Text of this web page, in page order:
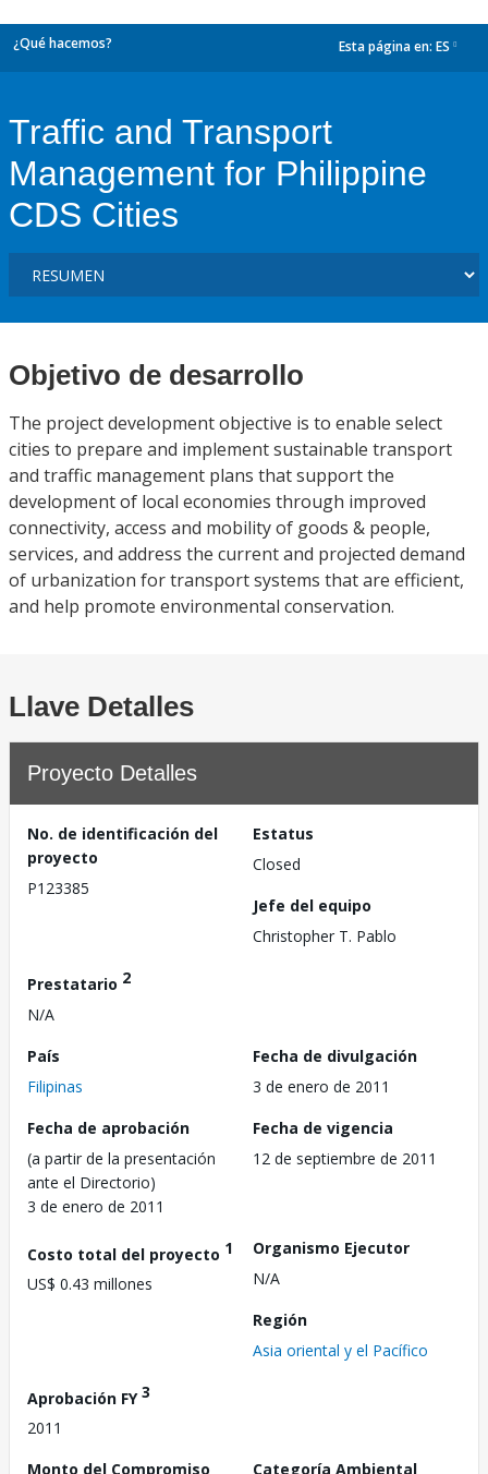
¿Qué hacemos? Esta página en: ES
Traffic and Transport
Management for Philippine
CDS Cities
Objetivo de desarrollo
The project development objective is to enable select
cities to prepare and implement sustainable transport
and traffic management plans that support the
development of local economies through improved
connectivity, access and mobility of goods & people,
services, and address the current and projected demand
of urbanization for transport systems that are efficient,
and help promote environmental conservation.
Llave Detalles
Proyecto Detalles
No. de identificación del
proyecto
P123385
Estatus
Closed
Jefe del equipo
Christopher T. Pablo
Prestatario 2
N/A
País
Filipinas
Fecha de divulgación
3 de enero de 2011
Fecha de aprobación
(a partir de la presentación
ante el Directorio)
3 de enero de 2011
Fecha de vigencia
12 de septiembre de 2011
Costo total del proyecto 1
US$ 0.43 millones
Organismo Ejecutor
N/A
Región
Asia oriental y el Pacífico
Aprobación FY3
2011
Monto del Compromiso
Categoría Ambiental